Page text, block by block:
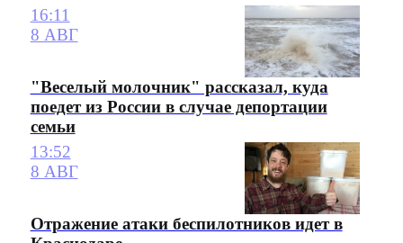
16:11
8 АВГ
"Веселый молочник" рассказал, куда
поедет из России в случае депортации
семьи
13:52
8 АВГ
Отражение атаки беспилотников идет в